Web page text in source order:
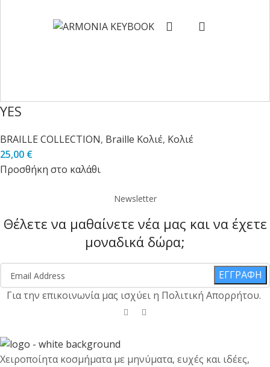
YES
BRAILLE COLLECTION, Braille Κολιέ, Κολιέ
25,00 €
Προσθήκη στο καλάθι
Newsletter
Θέλετε να μαθαίνετε νέα μας και να έχετε
μοναδικά δώρα;
ΕΓΓΡΑΦΗ
Για την επικοινωνία μας ισχύει η Πολιτική Απορρήτου.
Χειροποίητα κοσμήματα με μηνύματα, ευχές και ιδέες,